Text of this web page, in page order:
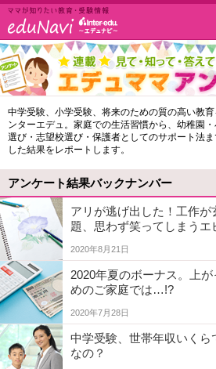
イ
ン
タ
ー
エ
デ
ュ・
ド
ッ
ト
マ
マ
が
知
り
た
い
育・
受
験
情
報
エ
デ
ュ
マ
マ
ア
ン
ケ
ー
ト
調
中学受験、小学受験、将来のための質の高い教
ンターエデュ。家庭での生活習慣から、幼稚園
選び・志望校選び・保護者としてのサポート法
した結果をレポートします。
アンケート結果バックナンバー
アリが逃げ出した！工作
題、思わず笑ってしまうエ
2020年8月21日
2020年夏のボーナス。上
めのご家庭では…!?
2020年7月28日
中学受験、世帯年収いく
なの？